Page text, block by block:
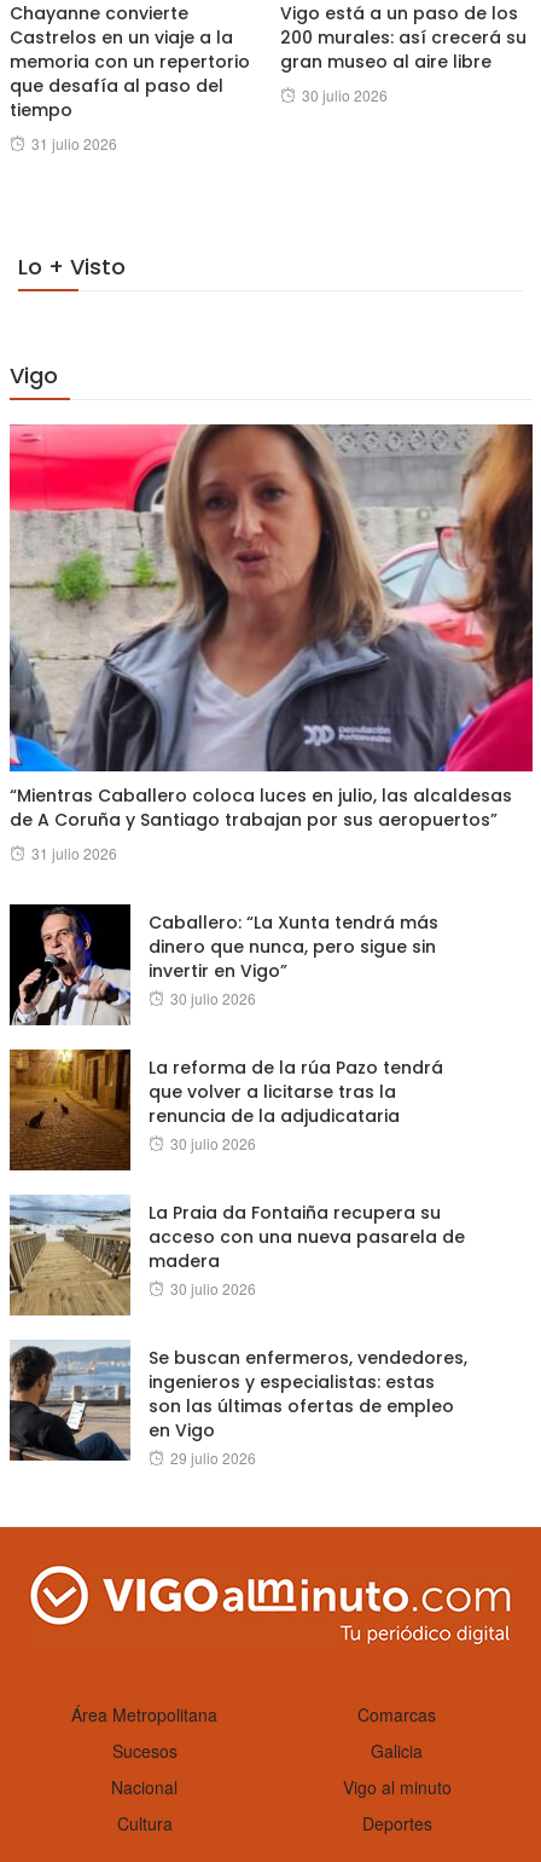
Chayanne convierte
Castrelos en un viaje a la
memoria con un repertorio
que desafía al paso del
tiempo
Posted
31 julio 2026
Vigo está a un paso de los
200 murales: así crecerá su
gran museo al aire libre
Posted
30 julio 2026
Lo + Visto
Vigo
“Mientras Caballero coloca luces en julio, las alcaldesas
de A Coruña y Santiago trabajan por sus aeropuertos”
Posted
31 julio 2026
Caballero: “La Xunta tendrá más
dinero que nunca, pero sigue sin
invertir en Vigo”
Posted
30 julio 2026
La reforma de la rúa Pazo tendrá
que volver a licitarse tras la
renuncia de la adjudicataria
Posted
30 julio 2026
La Praia da Fontaiña recupera su
acceso con una nueva pasarela de
madera
Posted
30 julio 2026
Se buscan enfermeros, vendedores,
ingenieros y especialistas: estas
son las últimas ofertas de empleo
en Vigo
Posted
29 julio 2026
Área Metropolitana
Comarcas
Sucesos
Galicia
Nacional
Vigo al minuto
Cultura
Deportes